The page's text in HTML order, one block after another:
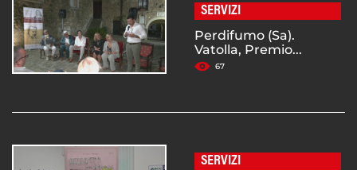
SERVIZI
Perdifumo (Sa).
Vatolla, Premio...
67
SERVIZI